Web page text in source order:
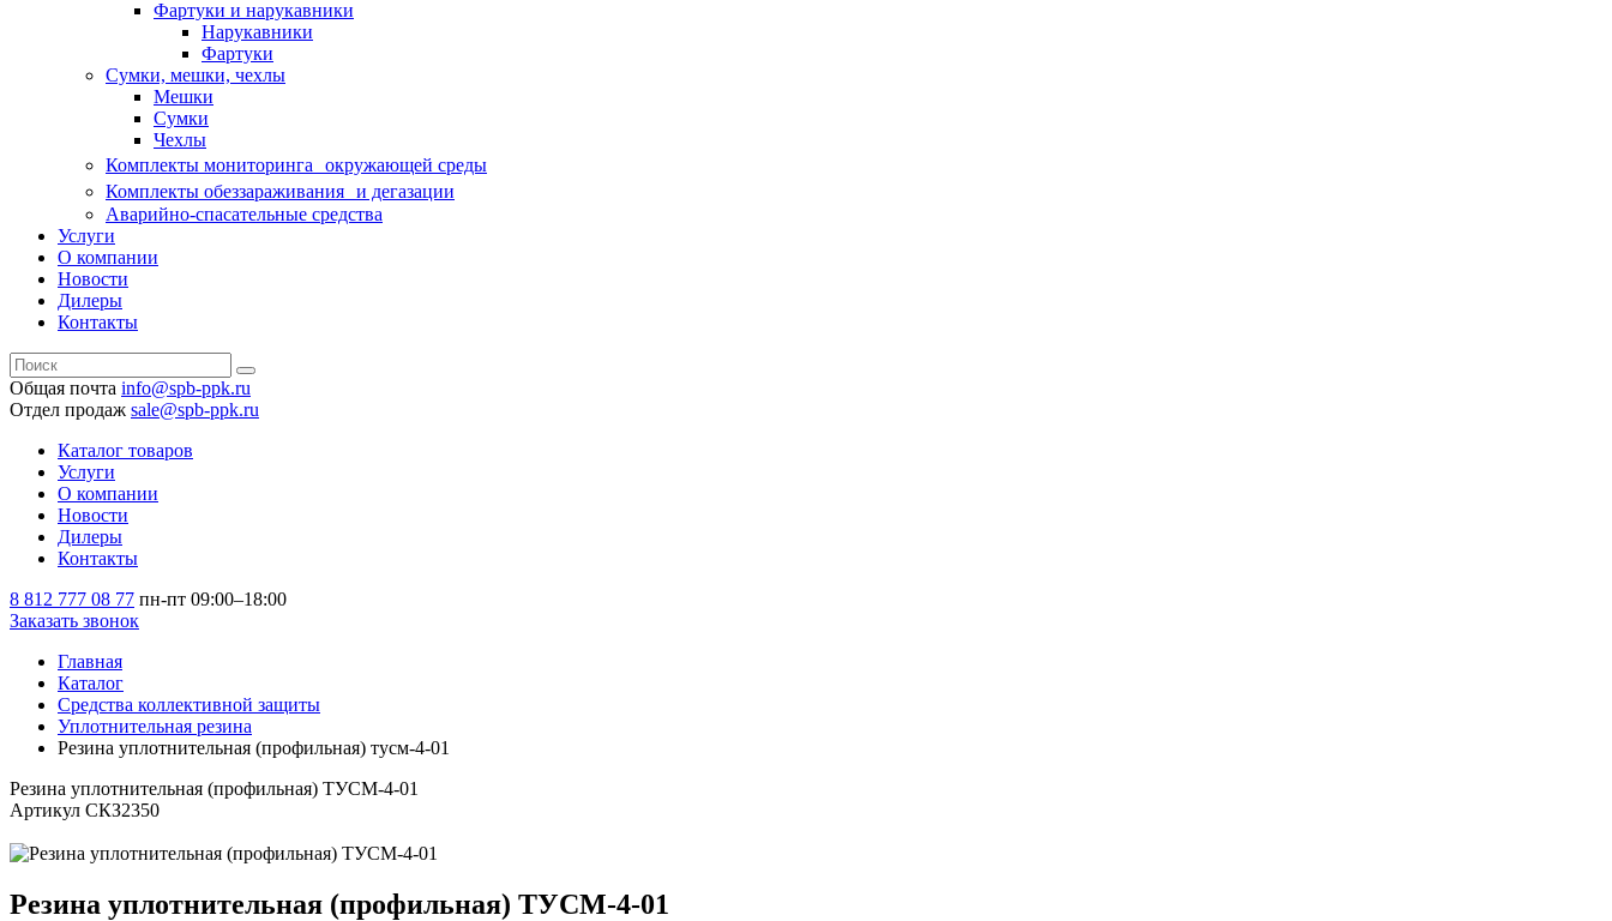
Фартуки и нарукавники
Нарукавники
Фартуки
Сумки, мешки, чехлы
Мешки
Сумки
Чехлы
Комплекты мониторинга окружающей среды
Комплекты обеззараживания и дегазации
Аварийно-спасательные средства
Услуги
О компании
Новости
Дилеры
Контакты
Общая почта info@spb-ppk.ru
Отдел продаж sale@spb-ppk.ru
Каталог товаров
Услуги
О компании
Новости
Дилеры
Контакты
8 812 777 08 77 пн-пт 09:00–18:00
Заказать звонок
Главная
Каталог
Средства коллективной защиты
Уплотнительная резина
Резина уплотнительная (профильная) тусм-4-01
Резина уплотнительная (профильная) ТУСМ-4-01
Артикул СКЗ2350
Резина уплотнительная (профильная) ТУСМ-4-01